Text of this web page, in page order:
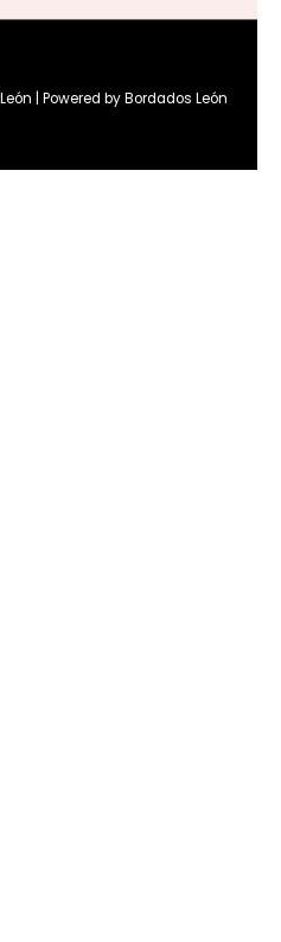
| Powered by Bordados León